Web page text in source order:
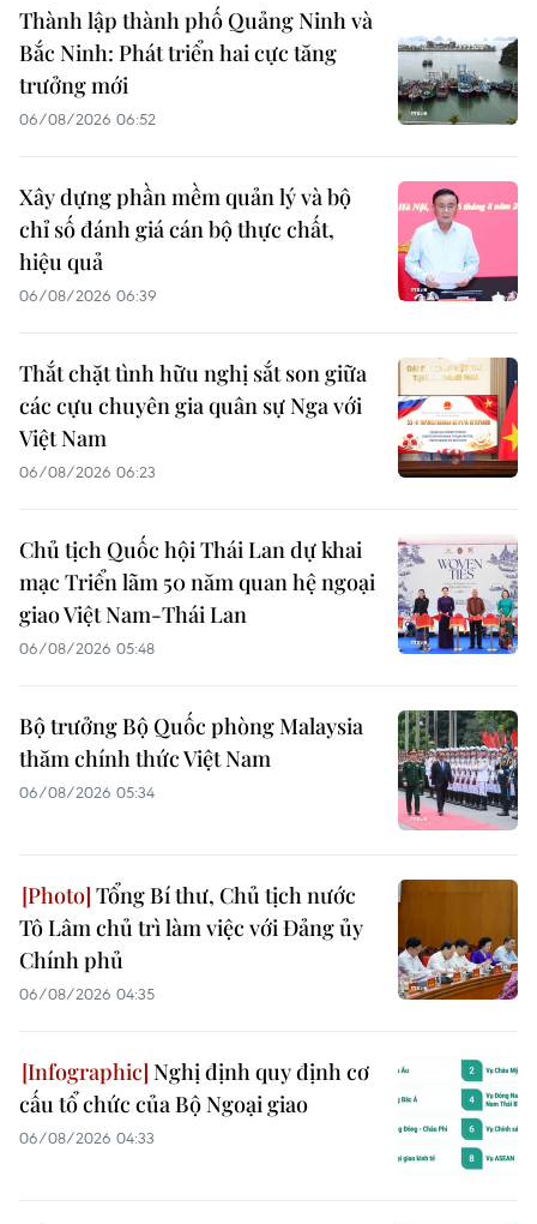
Thành lập thành phố Quảng Ninh và
Bắc Ninh: Phát triển hai cực tăng
trưởng mới
06/08/2026 06:52
Xây dựng phần mềm quản lý và bộ
chỉ số đánh giá cán bộ thực chất,
hiệu quả
06/08/2026 06:39
Thắt chặt tình hữu nghị sắt son giữa
các cựu chuyên gia quân sự Nga với
Việt Nam
06/08/2026 06:23
Chủ tịch Quốc hội Thái Lan dự khai
mạc Triển lãm 50 năm quan hệ ngoại
giao Việt Nam-Thái Lan
06/08/2026 05:48
Bộ trưởng Bộ Quốc phòng Malaysia
thăm chính thức Việt Nam
06/08/2026 05:34
Tổng Bí thư, Chủ tịch nước
Tô Lâm chủ trì làm việc với Đảng ủy
Chính phủ
06/08/2026 04:35
Nghị định quy định cơ
cấu tổ chức của Bộ Ngoại giao
06/08/2026 04:33